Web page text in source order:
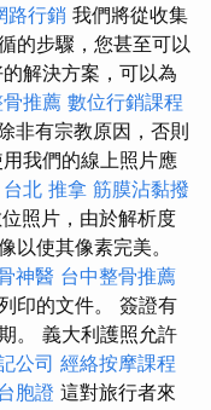
路行銷 我們將從收集
的步驟，您甚至可以
解決方案，可以為
推薦 數位行銷課程
非有宗教原因，否則
我們的線上照片應
台北 推拿 筋膜沾黏撥
照片，由於解析度
以使其像素完美。
神醫 台中整骨推薦
印的文件。 簽證有
。 義大利護照允許
公司 經絡按摩課程
胞證 這對旅行者來